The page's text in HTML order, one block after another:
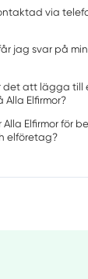
via
jag svar på
det att lägga till
Alla Elfirmor?
Elfirmor för
elföretag?